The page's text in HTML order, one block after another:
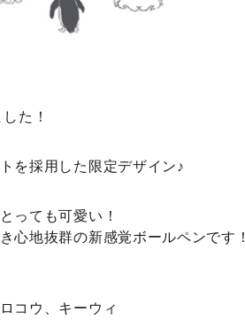
た！
を採用した限定デザイン♪
っても可愛い！
心地抜群の新感覚ボールペンです！
コウ、キーウィ